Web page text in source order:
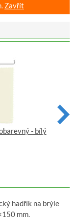
Zavřít
- bílý
hadřík na brýle
mm.